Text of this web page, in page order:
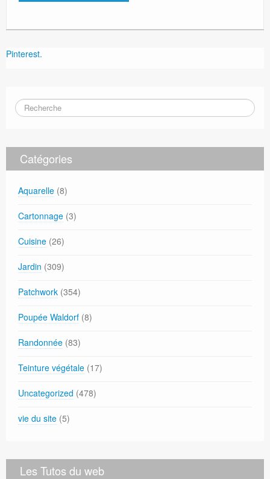
Pinterest.
Catégories
Aquarelle (8)
Cartonnage (3)
Cuisine (26)
Jardin (309)
Patchwork (354)
Poupée Waldorf (8)
Randonnée (83)
Teinture végétale (17)
Uncategorized (478)
vie du site (5)
Les Tutos du web